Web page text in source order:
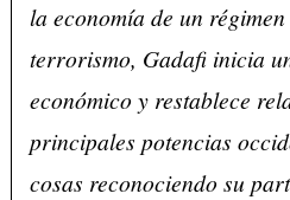
la economía de un
terrorismo, Gadafi inicia
económico y restablece
principales potencias
cosas reconociendo su